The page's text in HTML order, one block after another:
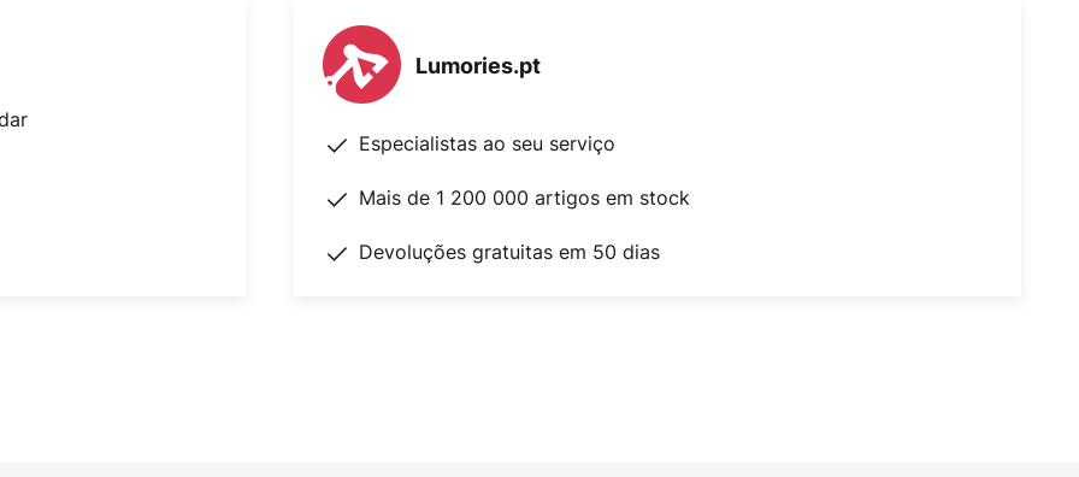
Lumories.pt
Especialistas ao seu serviço
Mais de 1 200 000 artigos em stock
Devoluções gratuitas em 50 dias